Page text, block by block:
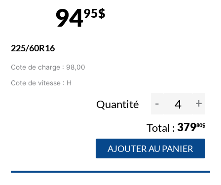
9495$
225/60R16
Cote de charge : 98,00
Cote de vitesse : H
Quantité - +
37980$
AJOUTER AU PANIER